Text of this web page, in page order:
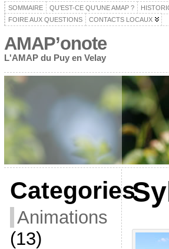
SOMMAIRE QU’EST-CE QU’UNE AMAP ?
FOIRE AUX QUESTIONS
CONTACTS LOCAUX
AMAP’onote
L'AMAP du Puy en Velay
Categories
Animations
(13)